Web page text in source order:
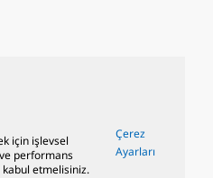
için işlevsel
performans
kabul etmelisiniz.
Çerez
Ayarları